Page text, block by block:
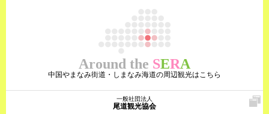
Around the SERA
中国やまなみ街道・しまなみ海道の周辺観光はこちら
一般社団法人
尾道観光協会